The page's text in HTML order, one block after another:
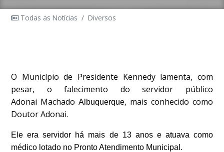
Todas as Notícias / Diversos
O Município de Presidente Kennedy lamenta, com
pesar, o falecimento do servidor público
Adonai MachadoAlbuquerque, mais conhecido como
Doutor Adonai.
Ele era servidor há mais de 13 anos e atuava como
médico lotado no Pronto Atendimento Municipal.